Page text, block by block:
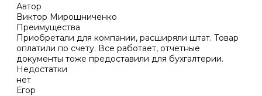
Автор
Виктор Мирошниченко
Преимущества
Приобретали для компании, расширяли штат. Товар
оплатили по счету. Все работает, отчетные
документы тоже предоставили для бухгалтерии.
Недостатки
нет
Егор